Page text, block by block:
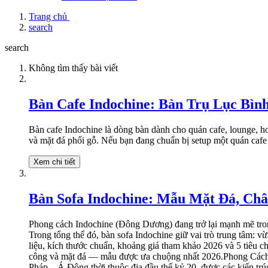
Trang chủ
search
search
Không tìm thấy bài viết
Bàn Cafe Indochine: Bàn Trụ Lục
Bàn cafe Indochine là dòng bàn dành cho quán cafe, lounge,
và mặt đá phối gỗ. Nếu bạn đang chuẩn bị setup một quán
Xem chi tiết
Bàn Sofa Indochine: Mẫu Mặt Đá,
Phong cách Indochine (Đông Dương) đang trở lại mạnh mẽ trong thiết kế nội thất Việt Nam 2026 — từ phòng khách gia đình tại các khu biệt thự đến chuỗi cafe boutique ở Sài Gòn, Hà Nội, Đà Lạt. Trong tổng thể đó, bàn sofa Indochine giữ vai trò trung tâm: vừa là vật dụng chức năng, vừa là điểm nhấn thẩm mỹ định hình toàn bộ không gian tiếp khách.Bài viết này tổng hợp đầy đủ phân loại, chất liệu, kích thước chuẩn, khoảng giá tham khảo 2026 và 5 tiêu chí chọn mua đúng chuẩn — đúc kết từ hơn 15 năm sản xuất trực tiếp của xưởng Nội Thất Sơn Kim. Bàn sofa Indochine kết hợp chân tiện thủ công và mặt đá — mẫu được ưa chuộng nhất 2026.Phong Cách Indochine Là Gì? Nhận Diện Qua Bàn Sofa & Nội ThấtIndochine (Đông Dương) là phong cách thiết kế hình thành từ giao thoa văn hóa Pháp – Á Đông thời thuộc địa đầu thế kỷ 20, được các kiến trúc sư Việt Nam tái diễn giải trong bối cảnh hiện đại. Bạn có thể nhận diện một món bàn sofa Indochine chính hiệu qua 5 đặc trưng sau:Màu sắc chủ đạo: nâu gỗ trầm, xanh rêu, be kem, vàng đồng.Chất liệu: gỗ tự nhiên, mây tre đan, đá tự nhiên (marble, granite), vải linen/gấm.Họa tiết: chạm khắc thủ công, đường nét Á Đông tinh giản.Chân bàn: chân tiện tròn thủ công — đây chính là linh hồn của phong cách.Không gian ứng dụng: phòng khách gia đình, quán cafe boutique, resort, khách sạn di sản.Bàn Sofa Indochine Khác Gì So Với Colonial & Tropical?Ba phong cách này hay bị nhầm lẫn khi tìm mua. Bảng dưới đây giúp bạn phân biệt nhanh:Tiêu chíIndochineColonialTropicalMàu sắcNâu trầm, xanh rêuTrắng ngà, be sángXanh lá, đất nungChất liệu bànGỗ tự nhiên, đá marbleGỗ sơn trắng, rattanMây, tre, kínhKhông gian phù hợpCafe boutique, phòng khách cổ điểnBiệt thự thuộc địaResort, không gian mởTham khảo thêm toàn bộ bộ sưu tập nội thất Indochine để hình dung rõ hơn về tỷ lệ chân tiện và màu hoàn thiện điển hình.Phân Loại Bàn Sofa Indochine Phổ Biến Nhất 2026Thị trường hiện có 3 nhóm chính, mỗi nhóm phù hợp một ngữ cảnh sử dụng khác nhau. Xác định đúng loại ngay từ đầu sẽ tiết kiệm bạn rất nhiều thời gian tìm kiếm.Bàn Trà Sofa Indochine – Loại Thấp Đặt Trước SofaĐây là loại phổ biến nhất, đặt trung tâm trước bộ sofa. Bàn trà sofa Indochine thường có kích thước dài 80–120 cm, cao 40–50 cm, mặt bàn dạng tròn, oval, chữ nhật hoặc vuông. Phù hợp cho phòng khách gia đình và khu tiếp khách quán cafe vừa và nhỏ.Bàn Sofa Chân Tiện Indochine – Điểm Nhấn Thủ CôngChân tiện thủ công là yếu tố tách biệt bàn sofa chân tiện Indochine với mọi phong cách khác. Chân gỗ được tiện tròn trên trục, các đoạn thắt – phình đối xứng tạo cảm giác tinh tế, cổ điển.Cách phân biệt chân tiện thủ công và chân CNC máy: chân thủ công có đường vân không đều tuyệt đối, dấu dao tiện nhẹ trên bề mặt — đó chính là giá trị. Chân CNC quá hoàn hảo, lạnh và công nghiệp.Tham khảo bộ bàn ghế Louis cổ tay và bàn gỗ Indochine BGC251 — mẫu bàn sofa Indochine chân tiện điển hình mà xưởng đang sản xuất.Bàn Cafe Sofa Đông Dương – Side Table & Bộ ComboSide table có kích thước nhỏ (35–45 cm đường kính), linh hoạt, đặt bên cạnh sofa — đặc biệt phù hợp quán cafe cần tối ưu lối đi và diện tích bàn phục vụ.Bộ combo (1 sofa + 1 bàn trà + 2 side